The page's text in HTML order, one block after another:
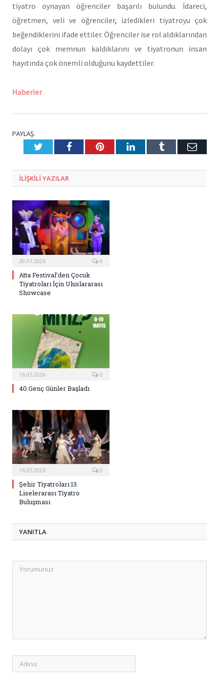
tiyatro oynayan öğrenciler başarılı bulundu. İdareci,
öğretmen, veli ve öğrenciler, izledikleri tiyatroyu çok
beğendiklerini ifade ettiler. Öğrenciler ise rol aldıklarından
dolayı çok memnun kaldıklarını ve tiyatronun insan
hayıtında çok önemli olduğunu kaydettiler.
Haberler
PAYLAŞ.
TwitterFacebookPinterestLinkedInTumblr E-
ILIŞKILI YAZILAR
20.07.2026 0
Atta Festival’den Çocuk
Tiyatroları İçin Uluslararası
Showcase
16.05.2026 0
40.Genç Günler Başladı
16.05.2026 0
Şehir Tiyatroları 13.
Liselerarası Tiyatro
Buluşması
YANITLA